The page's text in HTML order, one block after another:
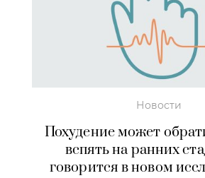
Новости
Похудение может
вспять на ранних
говорится в новом